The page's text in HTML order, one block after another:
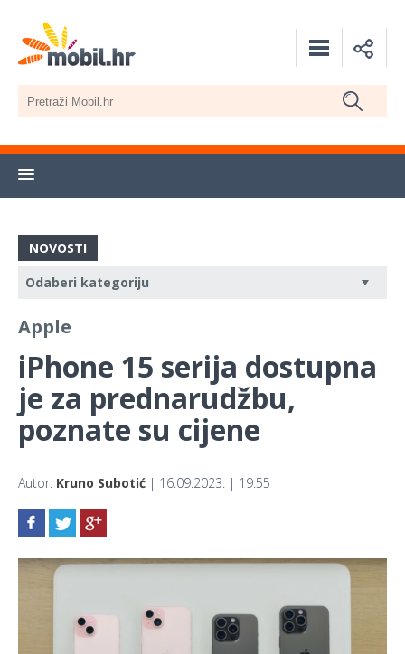
NOVOSTI
Apple
iPhone 15 serija dostupna
je za prednarudžbu,
poznate su cijene
Autor: Kruno Subotić | 16.09.2023. | 19:55